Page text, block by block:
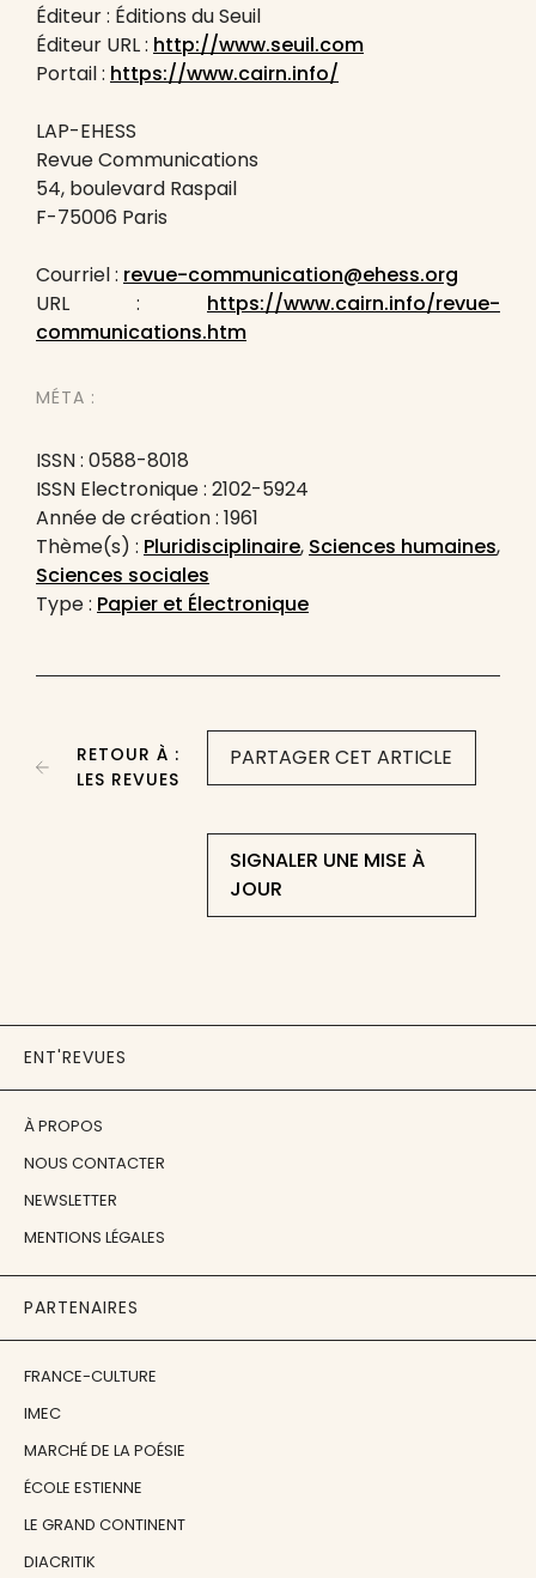
Éditeur : Éditions du Seuil
Éditeur URL : http://www.seuil.com
Portail : https://www.cairn.info/
LAP-EHESS
Revue Communications
54, boulevard Raspail
F-75006 Paris
Courriel : revue-communication@ehess.org
URL : https://www.cairn.info/revue-
communications.htm
MÉTA :
ISSN : 0588-8018
ISSN Electronique : 2102-5924
Année de création : 1961
Thème(s) : Pluridisciplinaire, Sciences humaines,
Sciences sociales
Type : Papier et Électronique
PARTAGER CET ARTICLE
SIGNALER UNE MISE À
JOUR
RETOUR À :
LES REVUES
ENT'REVUES
À PROPOS
NOUS CONTACTER
NEWSLETTER
MENTIONS LÉGALES
PARTENAIRES
FRANCE-CULTURE
IMEC
MARCHÉ DE LA POÉSIE
ÉCOLE ESTIENNE
LE GRAND CONTINENT
DIACRITIK